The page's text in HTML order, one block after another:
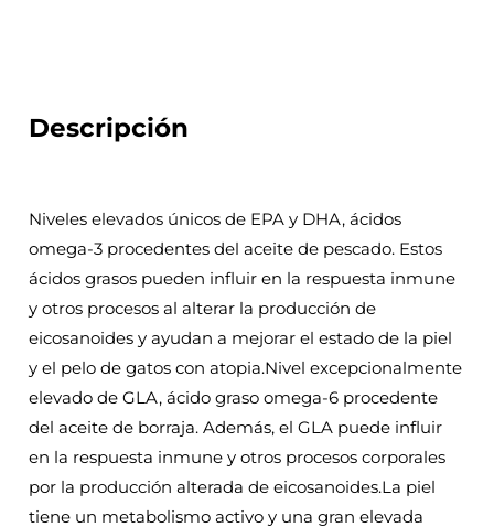
Descripción
Niveles elevados únicos de EPA y DHA, ácidos
omega-3 procedentes del aceite de pescado. Estos
ácidos grasos pueden influir en la respuesta inmune
y otros procesos al alterar la producción de
eicosanoides y ayudan a mejorar el estado de la piel
y el pelo de gatos con atopia.Nivel excepcionalmente
elevado de GLA, ácido graso omega-6 procedente
del aceite de borraja. Además, el GLA puede influir
en la respuesta inmune y otros procesos corporales
por la producción alterada de eicosanoides.La piel
tiene un metabolismo activo y una gran elevada